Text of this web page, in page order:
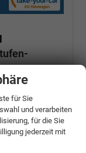
für Sie
und verarbeiten
für die Sie
jederzeit mit